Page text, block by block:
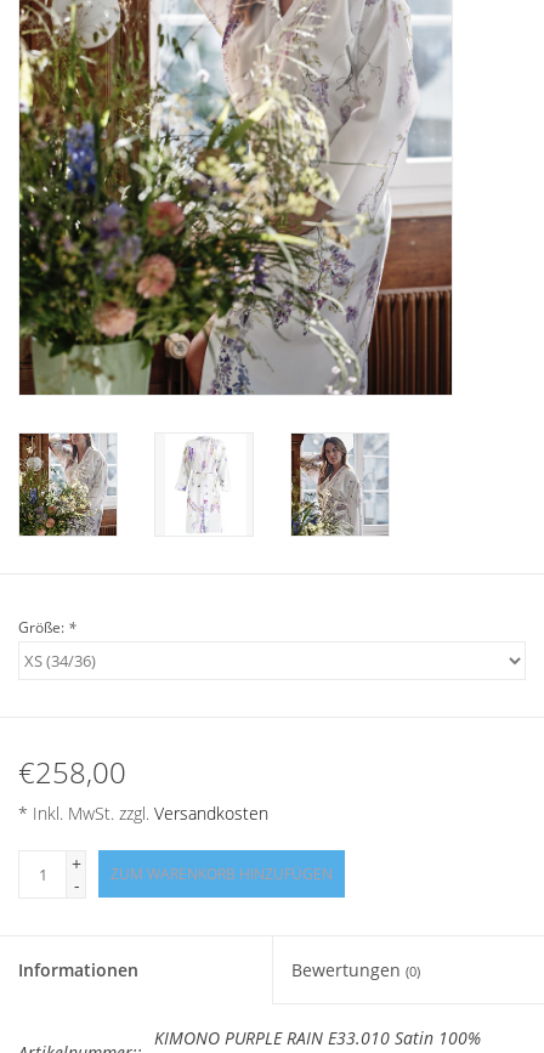
Plaids, Decken, Kissen
Mode & Accessoires
Edles aus Cashmere
Tisch & Küche
Kinder
Geschenkideen und
Gutscheine
Accessoires Spa
Angebote
Geprüfter Webshop
Vertrag widerrufen
Tel.0049(0)7322-919376
Größe: *
€258,00
* Inkl. MwSt. zzgl. Versandkosten
+
-
ZUM WARENKORB HINZUFÜGEN
Informationen Bewertungen (0)
KIMONO PURPLE RAIN E33.010 Satin 100%